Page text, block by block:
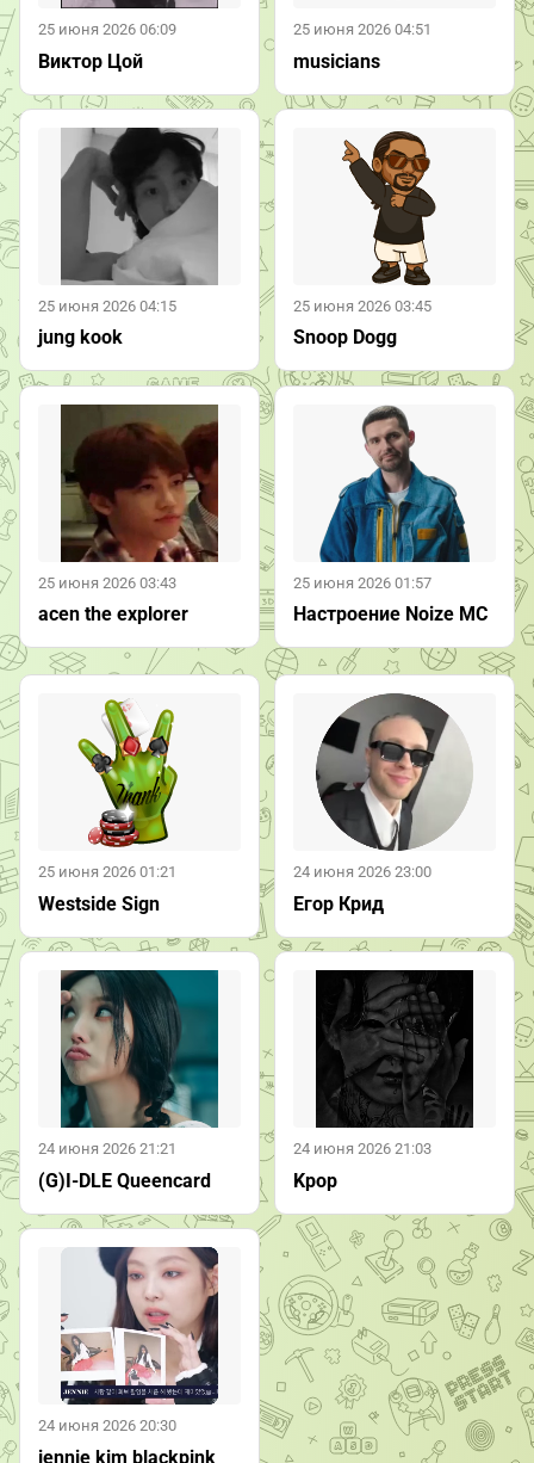
25 июня 2026 06:09
Виктор Цой
25 июня 2026 04:51
musicians
25 июня 2026 04:15
jung kook
25 июня 2026 03:45
Snoop Dogg
25 июня 2026 03:43
acen the explorer
25 июня 2026 01:57
Настроение Noize MC
25 июня 2026 01:21
Westside Sign
24 июня 2026 23:00
Егор Крид
24 июня 2026 21:21
(G)I-DLE Queencard
24 июня 2026 21:03
Kpop
24 июня 2026 20:30
jennie kim blackpink